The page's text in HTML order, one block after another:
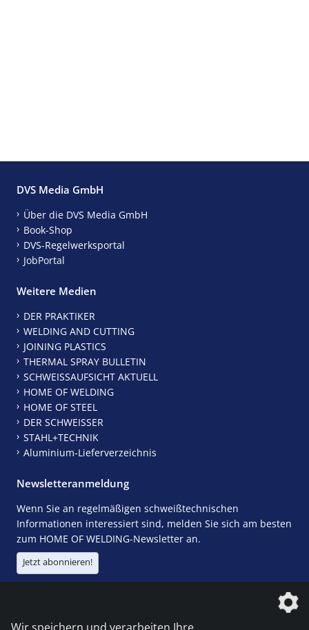
DVS Media GmbH
Über die DVS Media GmbH
Book-Shop
DVS-Regelwerksportal
JobPortal
Weitere Medien
DER PRAKTIKER
WELDING AND CUTTING
JOINING PLASTICS
THERMAL SPRAY BULLETIN
SCHWEISSAUFSICHT AKTUELL
HOME OF WELDING
HOME OF STEEL
DER SCHWEISSER
STAHL+TECHNIK
Aluminium-Lieferverzeichnis
Newsletteranmeldung
Wenn Sie an regelmäßigen schweißtechnischen
Informationen interessiert sind, melden Sie sich am besten
zum HOME OF WELDING-Newsletter an.
Jetzt abonnieren!